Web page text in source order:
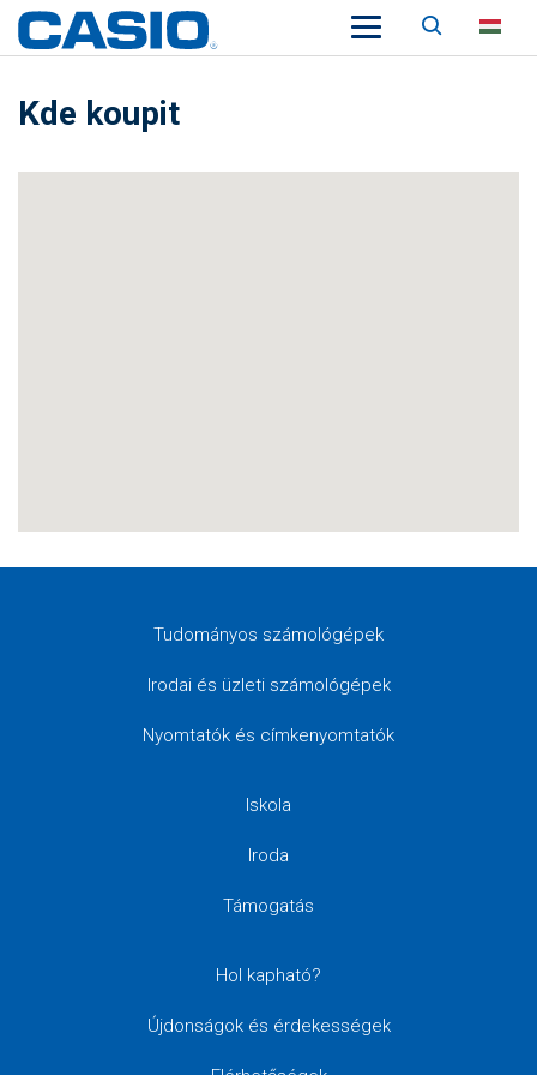
Keresés
Kde koupit
Tudományos számológépek
Irodai és üzleti számológépek
Nyomtatók és címkenyomtatók
Iskola
Iroda
Támogatás
Hol kapható?
Újdonságok és érdekességek